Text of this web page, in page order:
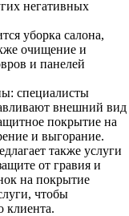
негативных
уборка салона,
очищение и
и панелей
специалисты
внешний вид
покрытие на
и выгорание.
также услуги
от гравия и
на покрытие
чтобы
клиента.